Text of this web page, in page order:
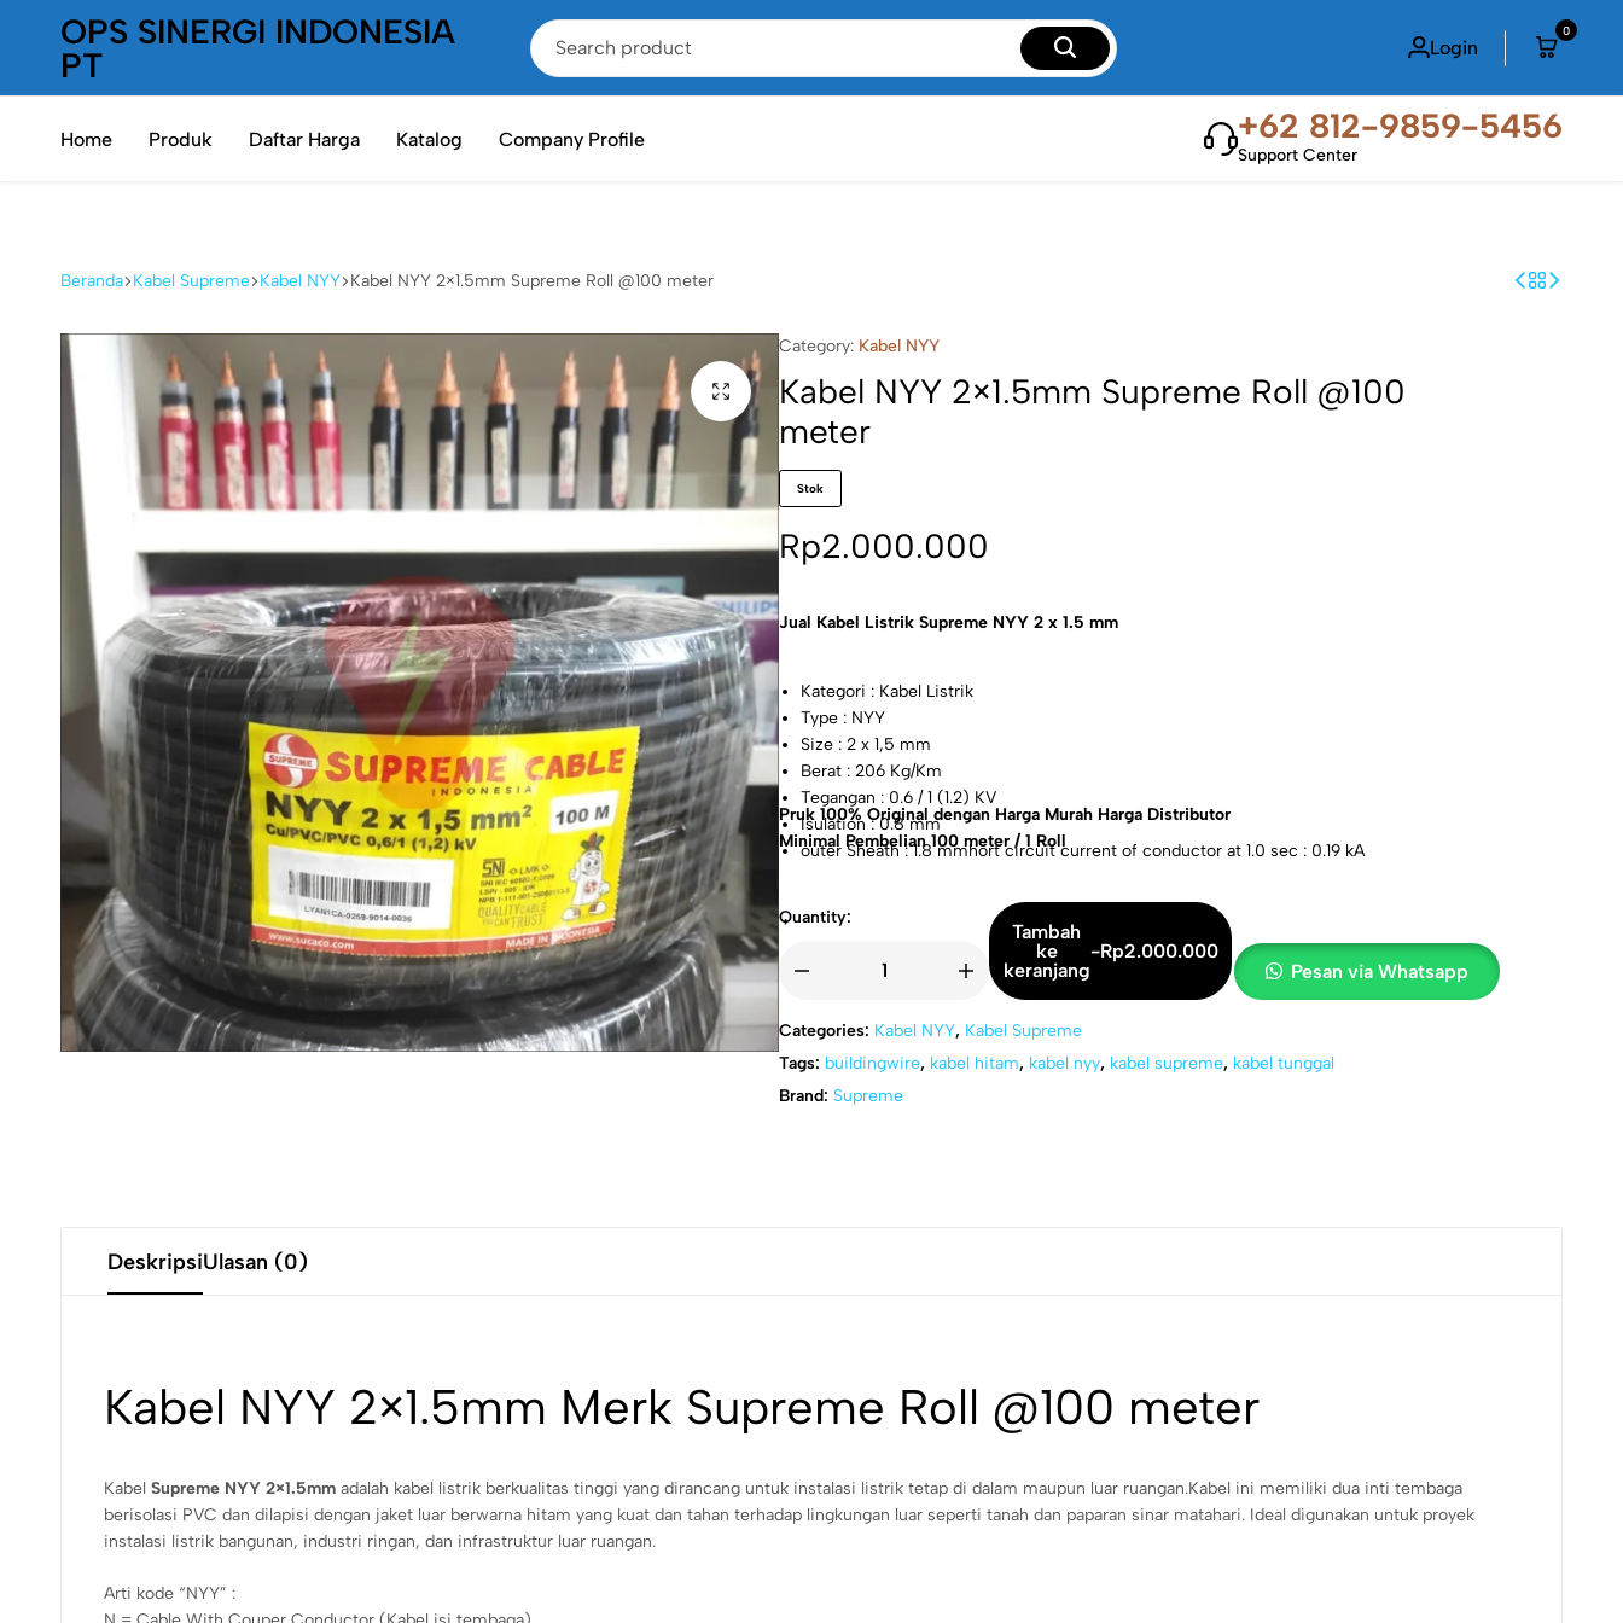
OPS SINERGI INDONESIA
PT
PT
SInergi
Oneplaceshop
Login
0
Home Produk Daftar Harga Katalog Company Profile +62 812-9859-5456
Support Center
Beranda Kabel Supreme Kabel NYY Kabel NYY 2×1.5mm Supreme Roll @100 meter
Category: Kabel NYY
Kabel NYY 2×1.5mm Supreme Roll @100
meter
Stok
Rp2.000.000
Jual Kabel Listrik Supreme NYY 2 x 1.5 mm
Kategori : Kabel Listrik
Type : NYY
Size : 2 x 1,5 mm
Berat : 206 Kg/Km
Tegangan : 0.6 / 1 (1.2) KV
Isulation : 0.8 mm
outer Sheath : 1.8 mmhort circuit current of conductor at 1.0 sec : 0.19 kA
Pruk 100% Original dengan Harga Murah Harga Distributor
Minimal Pembelian 100 meter / 1 Roll
Quantity:
Tambah
ke
keranjang
-Rp2.000.000
Pesan via Whatsapp
Categories: Kabel NYY, Kabel Supreme
Tags: buildingwire, kabel hitam, kabel nyy, kabel supreme, kabel tunggal
Brand: Supreme
DeskripsiUlasan (0)
Kabel NYY 2×1.5mm Merk Supreme Roll @100 meter
Kabel Supreme NYY 2×1.5mm adalah kabel listrik berkualitas tinggi yang dirancang untuk instalasi listrik tetap di dalam maupun luar ruangan.Kabel ini memiliki dua inti tembaga
berisolasi PVC dan dilapisi dengan jaket luar berwarna hitam yang kuat dan tahan terhadap lingkungan luar seperti tanah dan paparan sinar matahari. Ideal digunakan untuk proyek
instalasi listrik bangunan, industri ringan, dan infrastruktur luar ruangan.
Arti kode “NYY” :